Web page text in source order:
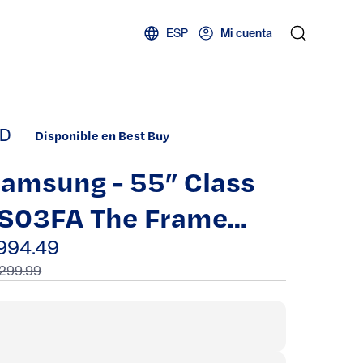
ESP Mi cuenta
D Disponible en Best Buy
- 55” Class
The Frame
QLED 4K UHD
Mode